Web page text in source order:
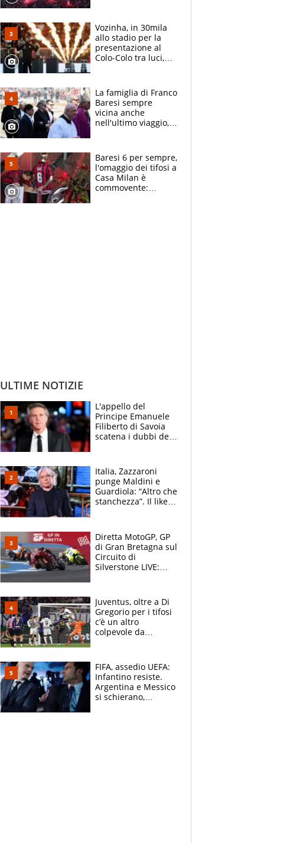
Vozinha, in 30mila
allo stadio per la
presentazione al
Colo-Colo tra luci,
La famiglia di Franco
Baresi sempre
vicina anche
nell'ultimo viaggio,
circondati
dall'affetto dei tifosi
Baresi 6 per sempre,
l'omaggio dei tifosi a
Casa Milan è
commovente:
ULTIME NOTIZIE
L'appello del
Principe Emanuele
Filiberto di Savoia
scatena i dubbi dei
Italia, Zazzaroni
punge Maldini e
Guardiola: “Altro che
stanchezza”. Il like
Diretta MotoGP, GP
di Gran Bretagna sul
Circuito di
Silverstone LIVE:
Juventus, oltre a Di
Gregorio per i tifosi
c’è un altro
colpevole da
FIFA, assedio UEFA:
Infantino resiste.
Argentina e Messico
si schierano,